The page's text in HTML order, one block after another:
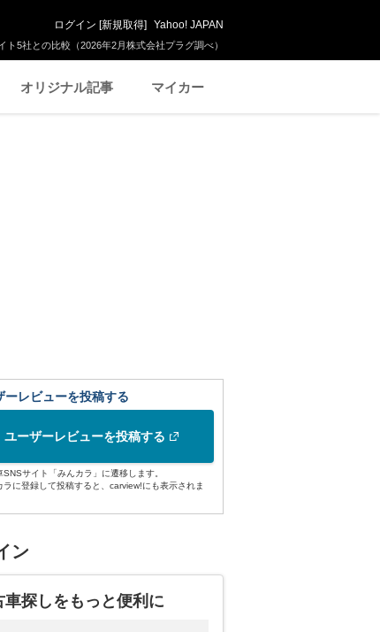
5社との比較（2026年2月株式会社プラグ調べ）
ログイン [新規取得] Yahoo! JAPAN
オリジナル記事 マイカー
ーレビューを投稿する
ユーザーレビューを投稿する
サイト「みんカラ」に遷移します。
ラに登録して投稿すると、carview!にも表示されま
ン
車探しをもっと便利に